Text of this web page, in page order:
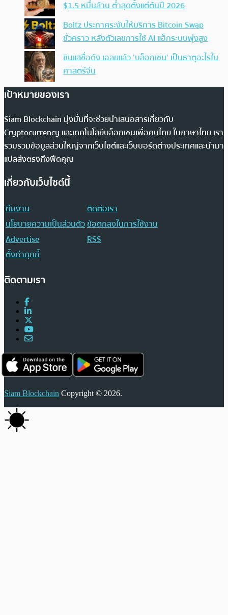
$1.5 หมื่นล้าน ต่ำสุดตั้งแต่ต้นปี 2026
Boltz ประกาศระงับให้บริการ Bitcoin Swap
ชั่วคราว หลังตัวเลขการใช้ AI แฮ็กระบบพุ่งสูง
ซินแสชื่อดัง เฉลยแล้ว ‘บล็อกเชน’ เป็นธาตุอะไรใน
ศาสตร์จีน
เป้าหมายของเรา
Siam Blockchain มุ่งมั่นที่จะช่วยนำเสนอสารเกี่ยวกับ
Cryptocurrency และเทคโนโลยีบล็อกเชนเพื่อคนไทย ในภาษาไทย เรา
รวบรวมข้อมูลส่วนใหญ่จากเว็บไซต์และเว็บบอร์ดต่างประเทศและนำมา
แปลส่งตรงถึงฟีดคุณ
เกี่ยวกับเว็บไซต์นี้
ทีมงาน
ติดต่อเรา
นโยบายความเป็นส่วนตัวข้อตกลงในการใช้งาน
Advertise
RSS
ตั้งค่าคุกกี้
ติดตามเรา
Siam Blockchain Copyright © 2026.